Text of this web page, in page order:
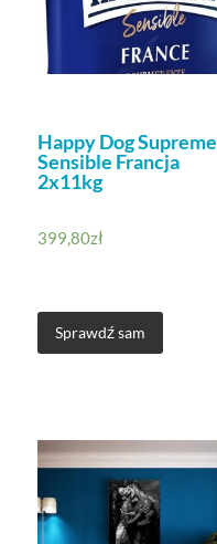
Happy Dog Supreme
Sensible Francja
2x11kg
399,80zł
Sprawdź sam